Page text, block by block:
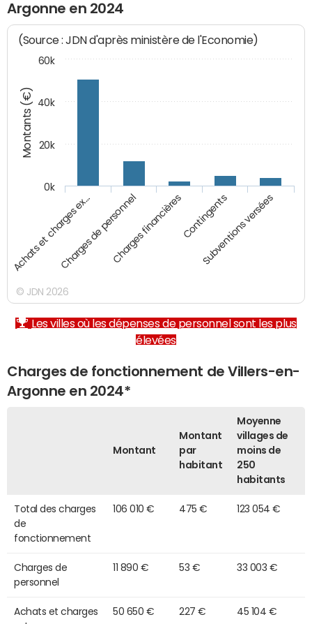
Argonne en 2024
Montants (€)
(Source : JDN d'après ministère de l'Economie)
Achats et charges ex…Charges de personnelCharges financièresContingents
Subventions versées
0k
20k
40k
60k
© JDN 2026
Les villes où les dépenses de personnel sont les plus
élevées
Charges de fonctionnement de Villers-en-
Argonne en 2024*
Montant
Montant
par
habitant
Moyenne
villages de
moins de
250
habitants
Total des charges
de
fonctionnement
106 010 € 475 € 123 054 €
Charges de
personnel
11 890 € 53 € 33 003 €
Achats et charges
50 650 € 227 € 45 104 €